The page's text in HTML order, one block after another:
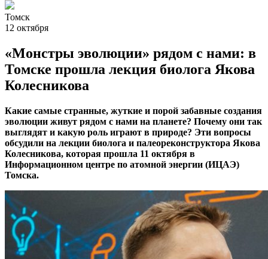
Томск
12 октября
«Монстры эволюции» рядом с нами: в
Томске прошла лекция биолога Якова
Колесникова
Какие самые странные, жуткие и порой забавные создания
эволюции живут рядом с нами на планете? Почему они так
выглядят и какую роль играют в природе? Эти вопросы
обсудили на лекции биолога и палеореконструктора Якова
Колесникова, которая прошла 11 октября в
Информационном центре по атомной энергии (ИЦАЭ)
Томска.